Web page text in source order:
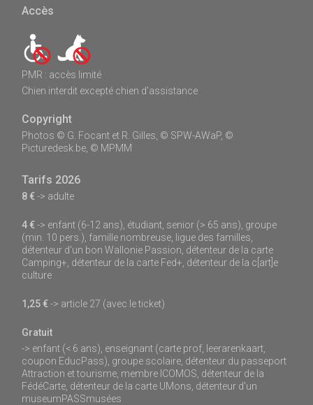
Accès
PMR : accès limité
Chien interdit excepté chien d'assistance
Copyright
Photos © G. Focant et R. Gilles, © SPW-AWaP, ©
Picturedesk.be, © MPMM
Tarifs 2026
8 €-> adulte
4 €-> enfant (6-12 ans), étudiant, senior (> 65 ans), groupe
(min. 10 pers.), famille nombreuse, ligue des familles,
détenteur d'un bon Wallonie Passion, détenteur de la carte
Camping+, détenteur de la carte Fed+, détenteur de la c[art]e
culture
1,25 €-> article 27 (avec le ticket)
Gratuit
-> enfant (< 6 ans), enseignant (carte prof, leerarenkaart,
coupon EducPass), groupe scolaire, détenteur du passeport
Attraction et tourisme, membre ICOMOS, détenteur de la
FédéCarte, détenteur de la carte UMons, détenteur d'un
museumPASSmusées